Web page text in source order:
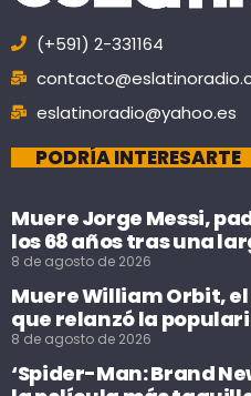
(+591) 2-331164
eslatinoradio@yahoo.es
PODRÍA INTERESARTE
Muere Jorge Messi,
los 68 años tras una
8 de agosto de 2026
Muere William Orbit,
que relanzó la
8 de agosto de 2026
‘Spider-Man: Brand